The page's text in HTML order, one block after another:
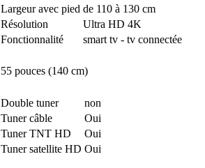
Largeur avec pied de 110 à 130 cm
Résolution
Ultra HD 4K
Fonctionnalité
smart tv - tv connectée
55 pouces (140 cm)
Double tuner
non
Tuner câble
Oui
Tuner TNT HD
Oui
Tuner satellite HD Oui